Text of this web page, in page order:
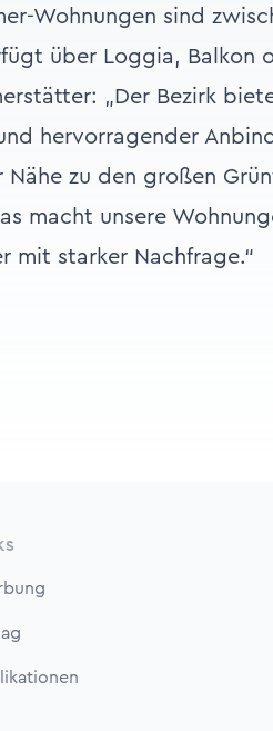
Wohnungen sind
über Loggia, Balkon
„Der Bezirk
hervorragender
zu den großen
macht unsere
mit starker Nachfrage.“